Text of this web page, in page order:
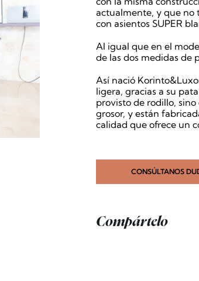
actualmente, y que no
con asientos SUPER
Al igual que en el
de las dos medidas de
Así nació
ligera, gracias a su
provisto de rodillo,
grosor, y están
calidad que ofrece un
CONSÚLTANOS
Compártelo